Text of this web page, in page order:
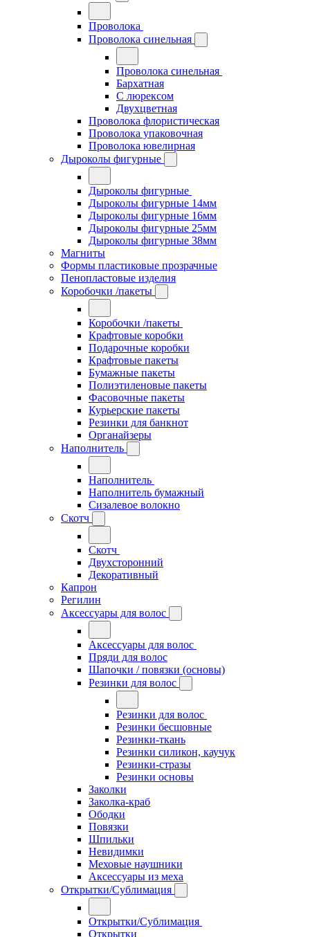
Проволока
Проволока синельная
Проволока синельная
Бархатная
С люрексом
Двухцветная
Проволока флористическая
Проволока упаковочная
Проволока ювелирная
Дыроколы фигурные
Дыроколы фигурные
Дыроколы фигурные 14мм
Дыроколы фигурные 16мм
Дыроколы фигурные 25мм
Дыроколы фигурные 38мм
Магниты
Формы пластиковые прозрачные
Пенопластовые изделия
Коробочки /пакеты
Коробочки /пакеты
Крафтовые коробки
Подарочные коробки
Крафтовые пакеты
Бумажные пакеты
Полиэтиленовые пакеты
Фасовочные пакеты
Курьерские пакеты
Резинки для банкнот
Органайзеры
Наполнитель
Наполнитель
Наполнитель бумажный
Сизалевое волокно
Скотч
Скотч
Двухсторонний
Декоративный
Капрон
Регилин
Аксессуары для волос
Аксессуары для волос
Пряди для волос
Шапочки / повязки (основы)
Резинки для волос
Резинки для волос
Резинки бесшовные
Резинки-ткань
Резинки силикон, каучук
Резинки-стразы
Резинки основы
Заколки
Заколка-краб
Ободки
Повязки
Шпильки
Невидимки
Меховые наушники
Аксессуары из меха
Открытки/Сублимация
Открытки/Сублимация
Открытки